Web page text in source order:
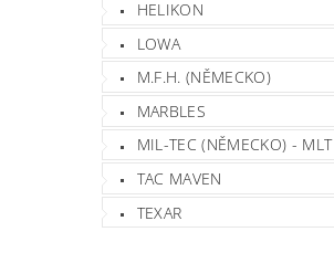
HELIKON
LOWA
M.F.H. (NĚMECKO)
MARBLES
MIL-TEC (NĚMECKO) - MLT
TAC MAVEN
TEXAR